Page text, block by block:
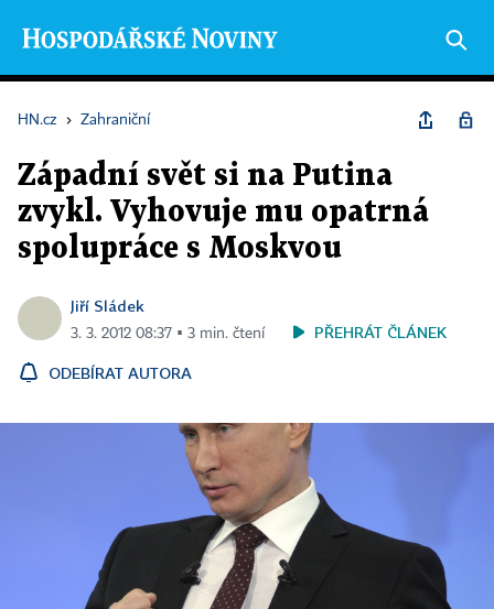
HN.cz › Zahraniční
Západní svět si na Putina
zvykl. Vyhovuje mu opatrná
spolupráce s Moskvou
Jiří Sládek
3. 3. 2012 08:37 ▪ 3 min. čtení PŘEHRÁT ČLÁNEK
ODEBÍRAT AUTORA